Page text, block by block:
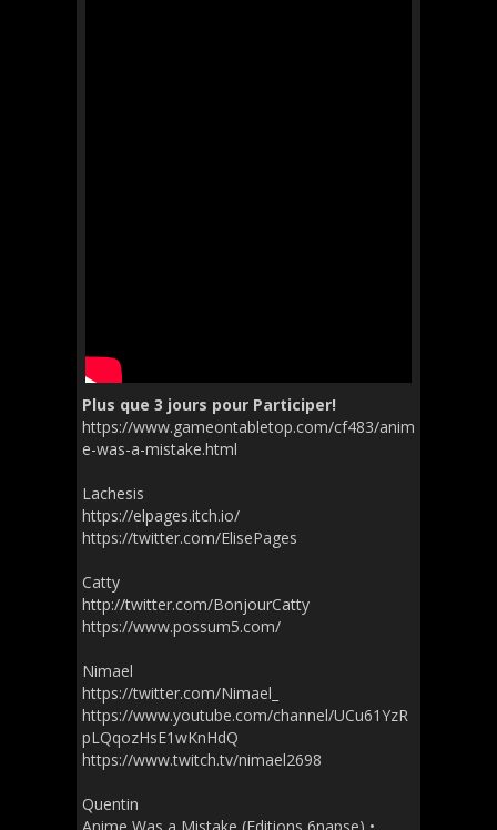
Plus que 3 jours pour Participer!
https://www.gameontabletop.com/cf483/anim
e-was-a-mistake.html
Lachesis
https://elpages.itch.io/
https://twitter.com/ElisePages
Catty
http://twitter.com/BonjourCatty
https://www.possum5.com/
Nimael
https://twitter.com/Nimael_
https://www.youtube.com/channel/UCu61YzR
pLQqozHsE1wKnHdQ
https://www.twitch.tv/nimael2698
Quentin